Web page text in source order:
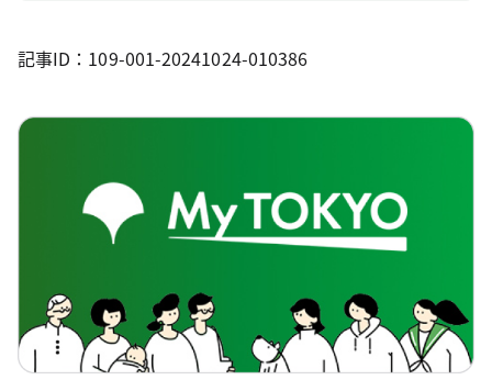
記事ID：109-001-20241024-010386